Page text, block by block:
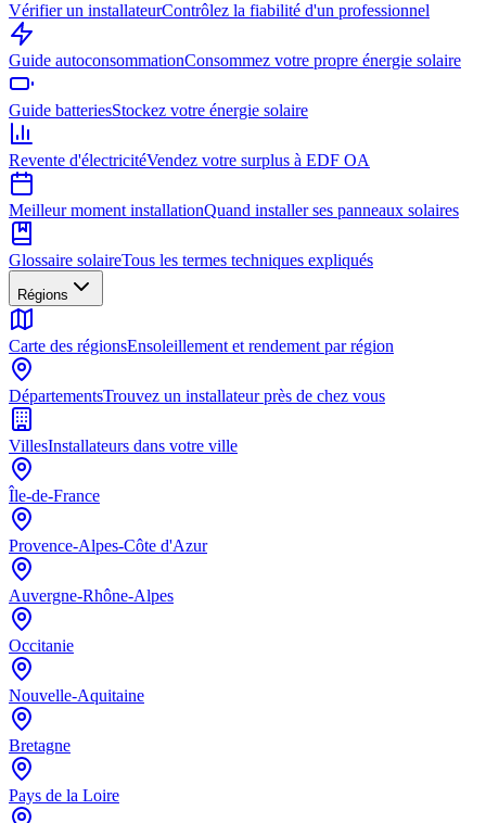
Vérifier un installateurContrôlez la fiabilité d'un professionnel
Guide autoconsommationConsommez votre propre énergie solaire
Guide batteriesStockez votre énergie solaire
Revente d'électricitéVendez votre surplus à EDF OA
Meilleur moment installationQuand installer ses panneaux solaires
Glossaire solaireTous les termes techniques expliqués
Régions
Carte des régionsEnsoleillement et rendement par région
DépartementsTrouvez un installateur près de chez vous
VillesInstallateurs dans votre ville
Île-de-France
Provence-Alpes-Côte d'Azur
Auvergne-Rhône-Alpes
Occitanie
Nouvelle-Aquitaine
Bretagne
Pays de la Loire